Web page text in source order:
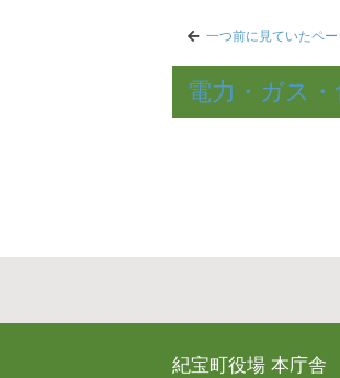
一つ前に見ていたペ
電力・ガス
紀宝町役場 本庁舎